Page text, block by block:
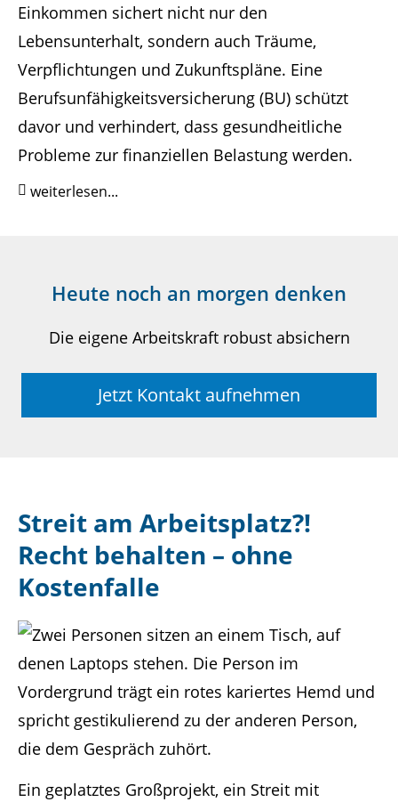
Einkommen sichert nicht nur den
Lebensunterhalt, sondern auch Träume,
Verpflichtungen und Zukunftspläne. Eine
Berufsunfähigkeitsversicherung (BU) schützt
davor und verhindert, dass gesundheitliche
Probleme zur finanziellen Belastung werden.
weiterlesen...
Heute noch an morgen denken
Die eigene Arbeitskraft robust absichern
Jetzt Kontakt aufnehmen
Streit am Arbeitsplatz?!
Recht behalten – ohne
Kostenfalle
Ein geplatztes Großprojekt, ein Streit mit